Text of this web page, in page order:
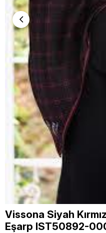
Vissona Siyah
Eşarp IST50892-